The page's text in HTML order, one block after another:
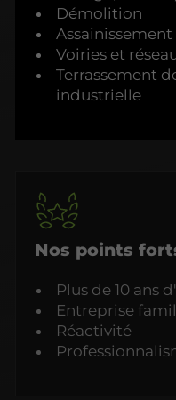
Démolition
Assainissement
Voiries et
Terrassement
industrielle
Nos points
Plus de 10 ans
Entreprise
Réactivité